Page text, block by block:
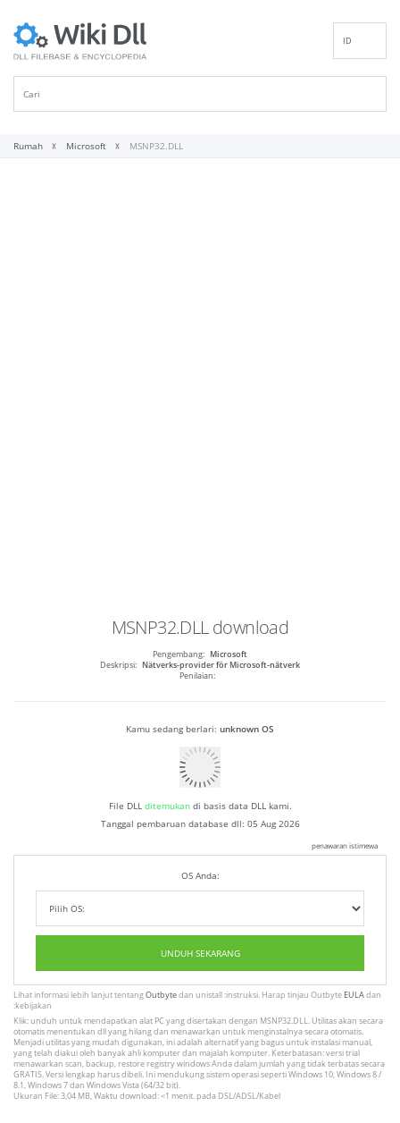
ID
Rumah Microsoft MSNP32.DLL
MSNP32.DLLdownload
Pengembang: Microsoft
Deskripsi: Nätverks-provider för Microsoft-nätverk
Penilaian:
Kamu sedang berlari: unknown OS
File DLL ditemukandi basis data DLL kami.
Tanggal pembaruan database dll: 05 Aug 2026
penawaran istimewa
OS Anda:
UNDUH SEKARANG
Lihat informasi lebih lanjut tentangOutbytedan unistall :instruksi. Harap tinjau Outbyte EULAdan
:kebijakan
Klik: unduh untuk mendapatkan alat PC yang disertakan dengan MSNP32.DLL. Utilitas akan secara
otomatis menentukan dll yang hilang dan menawarkan untuk menginstalnya secara otomatis.
Menjadi utilitas yang mudah digunakan, ini adalah alternatif yang bagus untuk instalasi manual,
yang telah diakui oleh banyak ahli komputer dan majalah komputer. Keterbatasan: versi trial
menawarkan scan, backup, restore registry windows Anda dalam jumlah yang tidak terbatas secara
GRATIS. Versi lengkap harus dibeli. Ini mendukung sistem operasi seperti Windows 10, Windows 8 /
8.1, Windows 7 dan Windows Vista (64/32 bit).
Ukuran File: 3,04 MB, Waktu download: <1 menit. pada DSL/ADSL/Kabel